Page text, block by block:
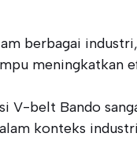
berbagai
meningkatkan
V-belt Bando
konteks